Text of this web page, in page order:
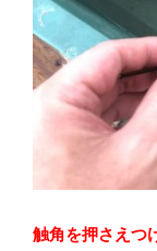
触角を押さえつ